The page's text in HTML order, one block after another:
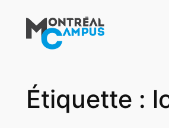
contenu
Étiquette :